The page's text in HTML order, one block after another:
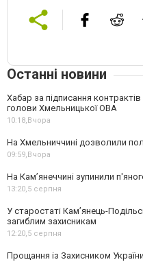
Останні новини
Хабар за підписання
голови Хмельницької ОВА
10:18, Вчора
На Хмельниччині дозволили
09:59, Вчора
На Камʼянеччині зупинили
13:20,5 серпня
У старостаті Кам’янець-
загиблим захисникам
12:20,5 серпня
Прощання із Захисником